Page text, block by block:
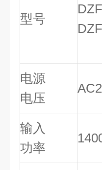
型号
电源
电压
输入
功率